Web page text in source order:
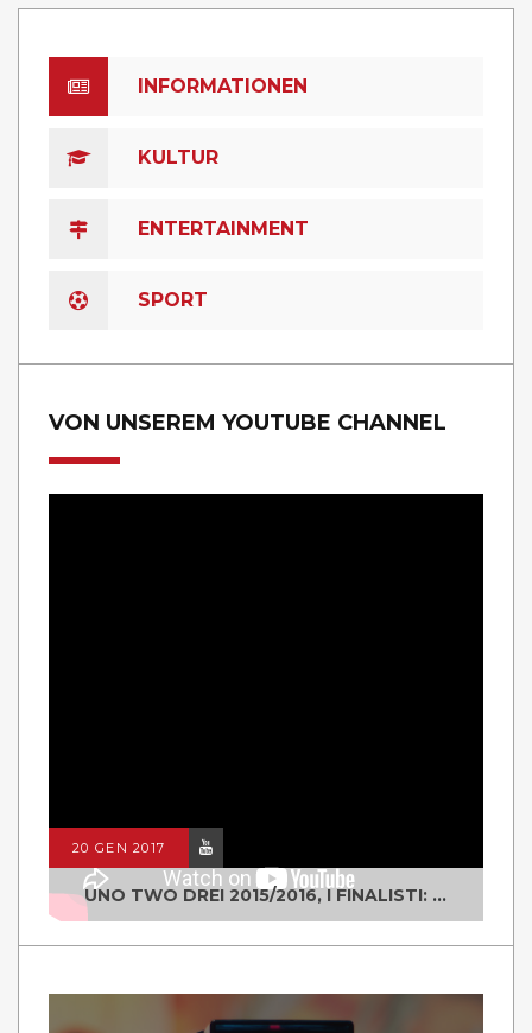
INFORMATIONEN
KULTUR
ENTERTAINMENT
SPORT
VON UNSEREM YOUTUBE CHANNEL
20 GEN 2017
UNO TWO DREI 2015/2016, I FINALISTI: CLASSE IV ALS ISTITUTO "DEGASPERI" BORGO VALSUGANA